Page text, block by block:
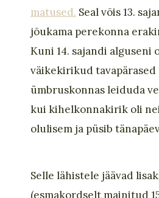
matused. Seal võis13.
jõukama perekonna erak
Kuni 14. sajandi alguseni
väikekirikud
ümbruskonnas leiduda
kui kihelkonnakirik oli
olulisem ja püsib
Selle lähistele jäävad
(esmakordselt mainitud